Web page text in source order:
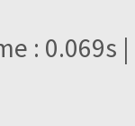
: 0.069s